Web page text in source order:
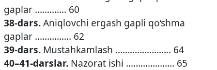
gaplar …………. 60
38-dars.Aniqlovchi ergash gapli qo‘shma
gaplar …………… 62
39-dars. Mustahkamlash ………………….. 64
40–41-darslar. Nazorat ishi ……………….. 65